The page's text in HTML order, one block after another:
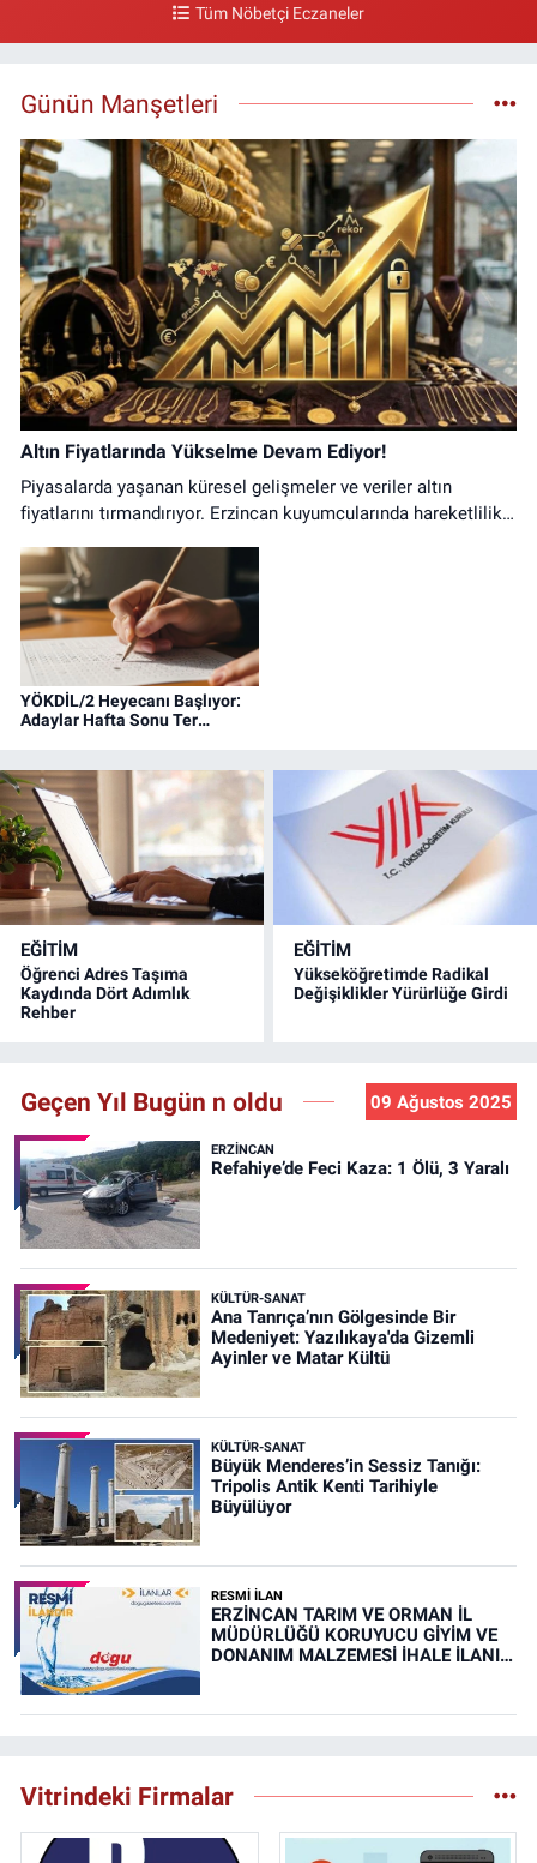
0 (446) 212 10 20
Tüm Nöbetçi Eczaneler
Günün Manşetleri
Altın Fiyatlarında Yükselme Devam Ediyor!
Piyasalarda yaşanan küresel gelişmeler ve veriler altın
fiyatlarını tırmandırıyor. Erzincan kuyumcularında hareketlilik
YÖKDİL/2 Heyecanı Başlıyor:
Adaylar Hafta Sonu Ter
EĞİTİM
Öğrenci Adres Taşıma
Kaydında Dört Adımlık
Rehber
EĞİTİM
Yükseköğretimde Radikal
Değişiklikler Yürürlüğe Girdi
Geçen Yıl Bugün n oldu 09 Ağustos 2025
ERZINCAN
Refahiye’de Feci Kaza: 1 Ölü, 3 Yaralı
KÜLTÜR-SANAT
Ana Tanrıça’nın Gölgesinde Bir
Medeniyet: Yazılıkaya'da Gizemli
Ayinler ve Matar Kültü
KÜLTÜR-SANAT
Büyük Menderes’in Sessiz Tanığı:
Tripolis Antik Kenti Tarihiyle
Büyülüyor
RESMİ İLAN
ERZİNCAN TARIM VE ORMAN İL
MÜDÜRLÜĞÜ KORUYUCU GİYİM VE
DONANIM MALZEMESİ İHALE İLANI
Vitrindeki Firmalar